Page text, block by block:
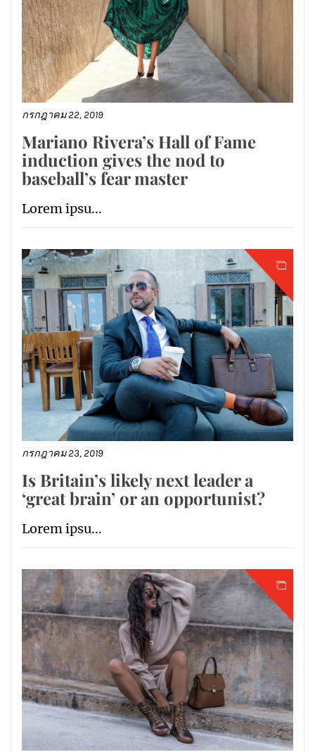
กรกฎาคม 22, 2019
Mariano Rivera’s Hall of Fame
induction gives the nod to
baseball’s fear master
Lorem ipsu...
กรกฎาคม 23, 2019
Is Britain’s likely next leader a
‘great brain’ or an opportunist?
Lorem ipsu...